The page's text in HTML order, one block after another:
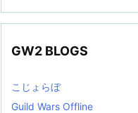
GW2 BLOGS
こじょらぼ
Guild Wars Offline